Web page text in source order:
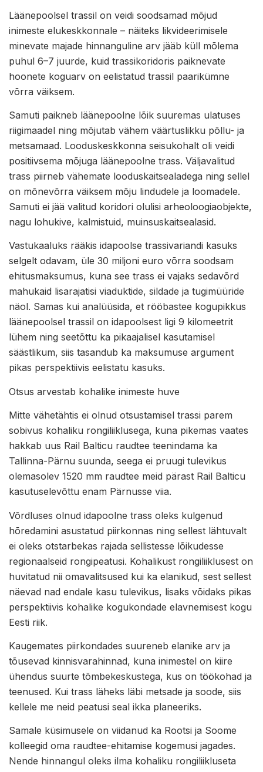
Läänepoolsel trassil on veidi soodsamad mõjud
inimeste elukeskkonnale – näiteks likvideerimisele
minevate majade hinnanguline arv jääb küll mõlema
puhul 6–7 juurde, kuid trassikoridoris paiknevate
hoonete koguarv on eelistatud trassil paarikümne
võrra väiksem.
Samuti paikneb läänepoolne lõik suuremas ulatuses
riigimaadel ning mõjutab vähem väärtuslikku põllu- ja
metsamaad. Looduskeskkonna seisukohalt oli veidi
positiivsema mõjuga läänepoolne trass. Väljavalitud
trass piirneb vähemate looduskaitsealadega ning sellel
on mõnevõrra väiksem mõju lindudele ja loomadele.
Samuti ei jää valitud koridori olulisi arheoloogiaobjekte,
nagu lohukive, kalmistuid, muinsuskaitsealasid.
Vastukaaluks rääkis idapoolse trassivariandi kasuks
selgelt odavam, üle 30 miljoni euro võrra soodsam
ehitusmaksumus, kuna see trass ei vajaks sedavõrd
mahukaid lisarajatisi viaduktide, sildade ja tugimüüride
näol. Samas kui analüüsida, et rööbastee kogupikkus
läänepoolsel trassil on idapoolsest ligi 9 kilomeetrit
lühem ning seetõttu ka pikaajalisel kasutamisel
säästlikum, siis tasandub ka maksumuse argument
pikas perspektiivis eelistatu kasuks.
Otsus arvestab kohalike inimeste huve
Mitte vähetähtis ei olnud otsustamisel trassi parem
sobivus kohaliku rongiliiklusega, kuna pikemas vaates
hakkab uus Rail Balticu raudtee teenindama ka
Tallinna-Pärnu suunda, seega ei pruugi tulevikus
olemasolev 1520 mm raudtee meid pärast Rail Balticu
kasutuselevõttu enam Pärnusse viia.
Võrdluses olnud idapoolne trass oleks kulgenud
hõredamini asustatud piirkonnas ning sellest lähtuvalt
ei oleks otstarbekas rajada sellistesse lõikudesse
regionaalseid rongipeatusi. Kohalikust rongiliiklusest on
huvitatud nii omavalitsused kui ka elanikud, sest sellest
näevad nad endale kasu tulevikus, lisaks võidaks pikas
perspektiivis kohalike kogukondade elavnemisest kogu
Eesti riik.
Kaugemates piirkondades suureneb elanike arv ja
tõusevad kinnisvarahinnad, kuna inimestel on kiire
ühendus suurte tõmbekeskustega, kus on töökohad ja
teenused. Kui trass läheks läbi metsade ja soode, siis
kellele me neid peatusi seal ikka planeeriks.
Samale küsimusele on viidanud ka Rootsi ja Soome
kolleegid oma raudtee-ehitamise kogemusi jagades.
Nende hinnangul oleks ilma kohaliku rongiliikluseta